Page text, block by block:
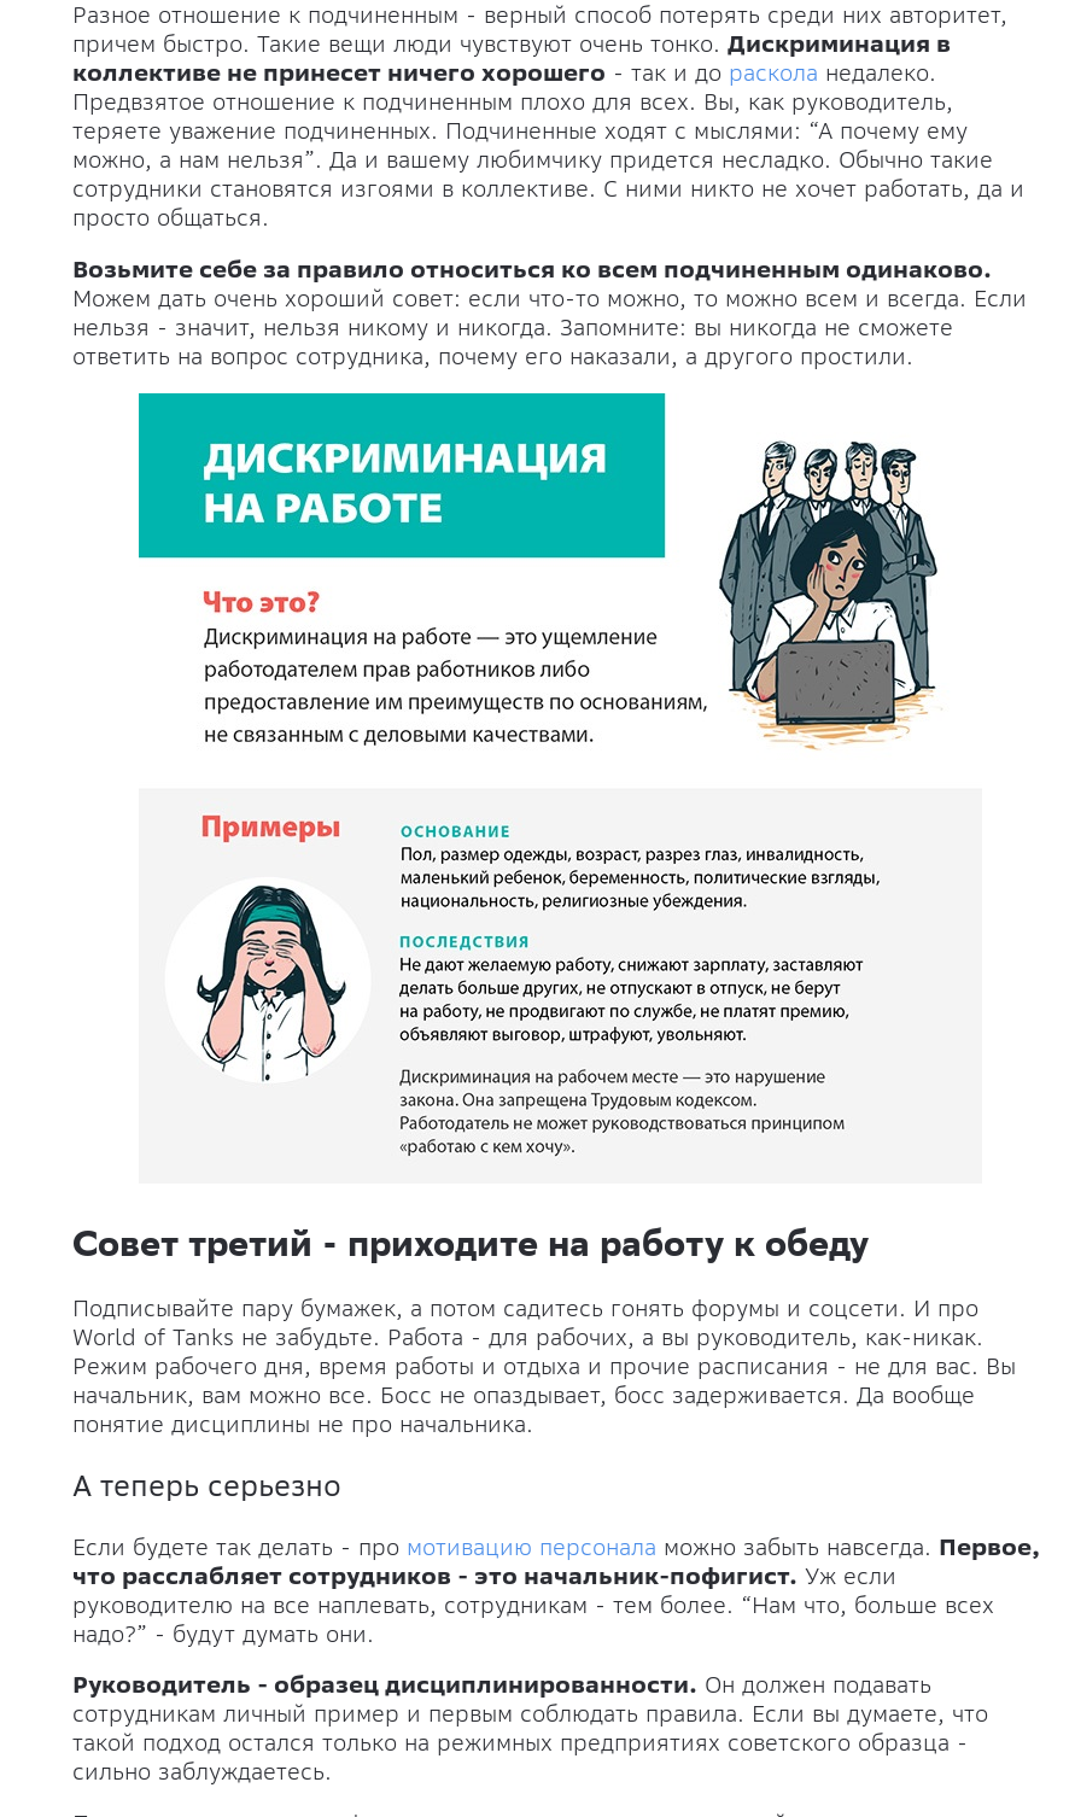
Разное отношение к подчиненным - верный способ потерять среди них авторитет,
причем быстро. Такие вещи люди чувствуют очень тонко. Дискриминация в
коллективе не принесет ничего хорошего - так и до раскола недалеко.
Предвзятое отношение к подчиненным плохо для всех. Вы, как руководитель,
теряете уважение подчиненных. Подчиненные ходят с мыслями: “А почему ему
можно, а нам нельзя”. Да и вашему любимчику придется несладко. Обычно такие
сотрудники становятся изгоями в коллективе. С ними никто не хочет работать, да и
просто общаться.
Возьмите себе за правило относиться ко всем подчиненным одинаково.
Можем дать очень хороший совет: если что-то можно, то можно всем и всегда. Если
нельзя - значит, нельзя никому и никогда. Запомните: вы никогда не сможете
ответить на вопрос сотрудника, почему его наказали, а другого простили.
Совет третий - приходите на работу к обеду
Подписывайте пару бумажек, а потом садитесь гонять форумы и соцсети. И про
World of Tanks не забудьте. Работа - для рабочих, а вы руководитель, как-никак.
Режим рабочего дня, время работы и отдыха и прочие расписания - не для вас. Вы
начальник, вам можно все. Босс не опаздывает, босс задерживается. Да вообще
понятие дисциплины не про начальника.
А теперь серьезно
Если будете так делать - про мотивацию персонала можно забыть навсегда. Первое,
что расслабляет сотрудников - это начальник-пофигист. Уж если
руководителю на все наплевать, сотрудникам - тем более. “Нам что, больше всех
надо?” - будут думать они.
Руководитель - образец дисциплинированности. Он должен подавать
сотрудникам личный пример и первым соблюдать правила. Если вы думаете, что
такой подход остался только на режимных предприятиях советского образца -
сильно заблуждаетесь.